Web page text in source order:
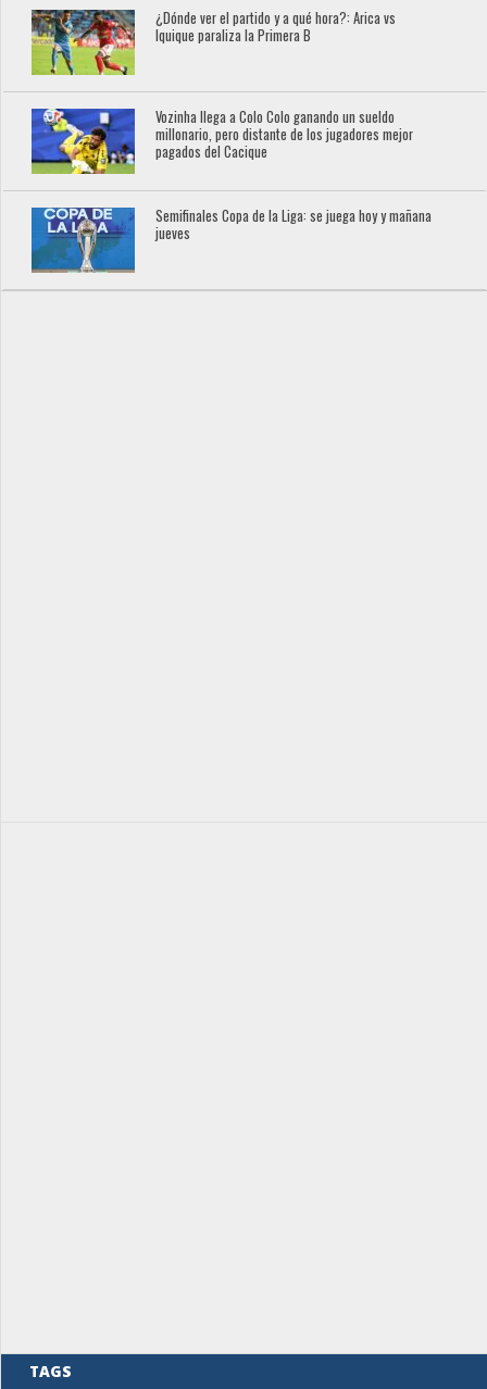
¿Dónde ver el partido y a qué hora?: Arica vs
Iquique paraliza la Primera B
Vozinha llega a Colo Colo ganando un sueldo
millonario, pero distante de los jugadores mejor
pagados del Cacique
Semifinales Copa de la Liga: se juega hoy y mañana
jueves
TAGS